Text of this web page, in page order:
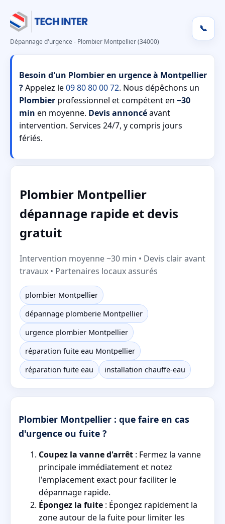
Dépannage d'urgence - Plombier Montpellier (34000)
📞
Besoin d'un Plombier en urgence à Montpellier
?Appelez le09 80 80 00 72. Nous dépêchons un
Plombier professionnel et compétent en ~30
min en moyenne. Devis annoncéavant
intervention. Services 24/7, y compris jours
fériés.
Plombier Montpellier
dépannage rapide et devis
gratuit
Intervention moyenne ~30 min • Devis clair avant
travaux • Partenaires locaux assurés
plombier Montpellier
dépannage plomberie Montpellier
urgence plombier Montpellier
réparation fuite eau Montpellier
réparation fuite eau
installation chauffe-eau
Plombier Montpellier : que faire en cas
d'urgence ou fuite ?
Coupez la vanne d'arrêt : Fermez la vanne
principale immédiatement et notez
l'emplacement exact pour faciliter le
dépannage rapide.
Épongez la fuite : Épongez rapidement la
zone autour de la fuite pour limiter les